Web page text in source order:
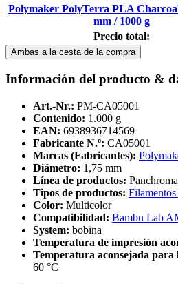
Polymaker PolyTerra PLA
mm / 1000 g
Precio total:
Ambas a la cesta de la compra
Información del producto &
Art.-Nr.: PM-CA05001
Contenido: 1.000 g
EAN: 6938936714569
Fabricante N.º: CA05001
Marcas (Fabricantes):
Diámetro: 1,75 mm
Línea de productos:
Tipos de productos:
Color: Multicolor
Compatibilidad: Bambu Lab
System: bobina
Temperatura de impresión
Temperatura aconsejada
60 °C